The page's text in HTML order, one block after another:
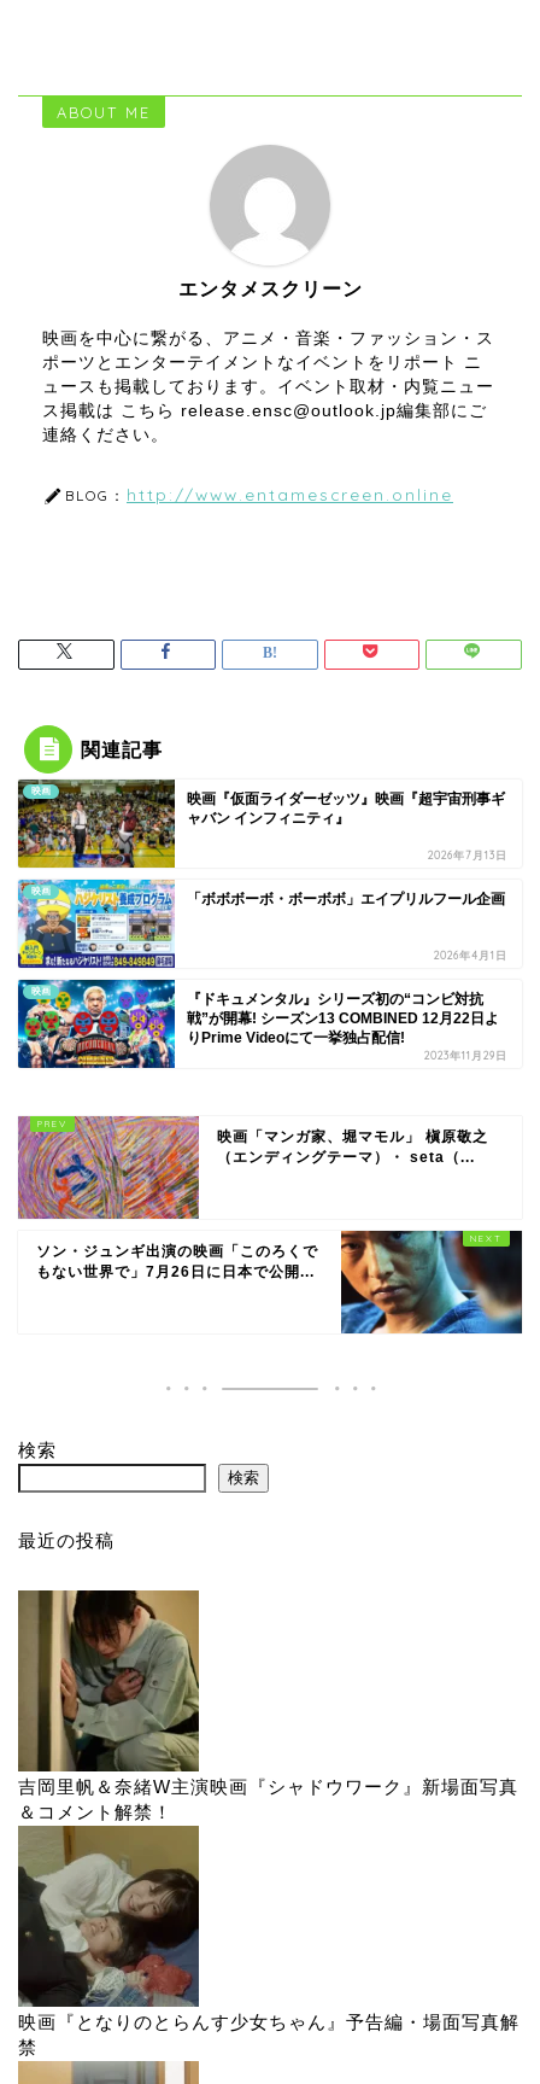
ABOUT ME
エンタメスクリーン
映画を中心に繋がる、アニメ・音楽・ファッション・ス
ポーツとエンターテイメントなイベントをリポート ニ
ュースも掲載しております。イベント取材・内覧ニュー
ス掲載は こちら release.ensc@outlook.jp編集部にご
連絡ください。
BLOG： http://www.entamescreen.online
関連記事
映画
映画『仮面ライダーゼッツ』映画『超宇宙刑事ギ
ャバン インフィニティ』
2026年7月13日
映画 「ボボボーボ・ボーボボ」エイプリルフール企画
2026年4月1日
映画
『ドキュメンタル』シリーズ初の“コンビ対抗
戦”が開幕! シーズン13 COMBINED 12月22日よ
りPrime Videoにて一挙独占配信!
2023年11月29日
映画「マンガ家、堀マモル」 槇原敬之
（エンディングテーマ）・ seta（...
ソン・ジュンギ出演の映画「このろくで
もない世界で」7月26日に日本で公開...
検索
検索
最近の投稿
吉岡里帆＆奈緒W主演映画『シャドウワーク』新場面写真
＆コメント解禁！
映画『となりのとらんす少女ちゃん』予告編・場面写真解
禁